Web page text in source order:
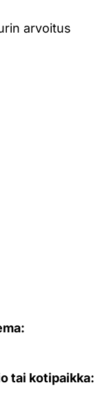
arvoitus
tai kotipaikka: